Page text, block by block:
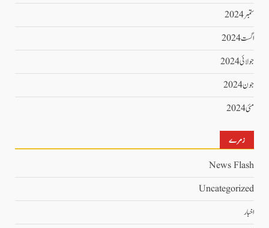
ستمبر 2024
اگست 2024
جولائی 2024
جون 2024
مئی 2024
زمرے
News Flash
Uncategorized
اخبار